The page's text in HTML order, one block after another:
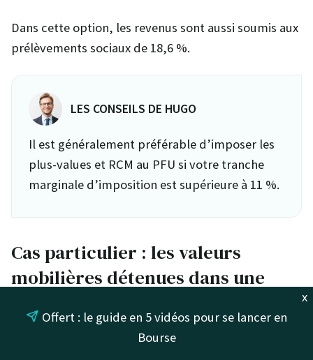
Dans cette option, les revenus sont aussi soumis aux
prélèvements sociaux de 18,6 %.
LES CONSEILS DE HUGO
Il est généralement préférable d’imposer les
plus-values et RCM au PFU si votre tranche
marginale d’imposition est supérieure à 11 %.
Cas particulier : les valeurs
mobilières détenues dans une
Si vos valeurs mobilières sont détenues dans une
x
Offert : le guide en 5 vidéos pour se lancer en
Bourse